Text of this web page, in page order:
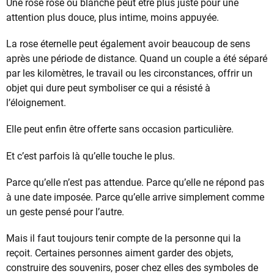
Une rose rose ou blanche peut être plus juste pour une
attention plus douce, plus intime, moins appuyée.
La rose éternelle peut également avoir beaucoup de sens
après une période de distance. Quand un couple a été séparé
par les kilomètres, le travail ou les circonstances, offrir un
objet qui dure peut symboliser ce qui a résisté à
l’éloignement.
Elle peut enfin être offerte sans occasion particulière.
Et c’est parfois là qu’elle touche le plus.
Parce qu’elle n’est pas attendue. Parce qu’elle ne répond pas
à une date imposée. Parce qu’elle arrive simplement comme
un geste pensé pour l’autre.
Mais il faut toujours tenir compte de la personne qui la
reçoit. Certaines personnes aiment garder des objets,
construire des souvenirs, poser chez elles des symboles de